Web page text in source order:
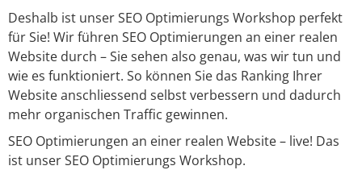
Deshalb ist unser SEO Optimierungs Workshop perfekt
für Sie! Wir führen SEO Optimierungen an einer realen
Website durch – Sie sehen also genau, was wir tun und
wie es funktioniert. So können Sie das Ranking Ihrer
Website anschliessend selbst verbessern und dadurch
mehr organischen Traffic gewinnen.
SEO Optimierungen an einer realen Website – live! Das
ist unser SEO Optimierungs Workshop.